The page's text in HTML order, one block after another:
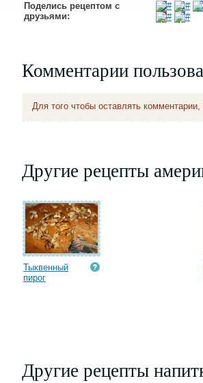
Поделись рецептом с
друзьями:
Комментарии
Для того чтобы оставлять
Другие рецепты
Тыквенный
пирог
Другие рецепты